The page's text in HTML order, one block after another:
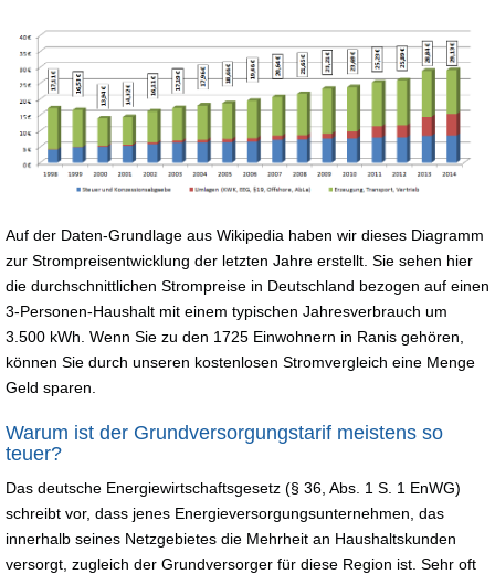
Auf der Daten-Grundlage aus Wikipedia haben wir dieses Diagramm
zur Strompreisentwicklung der letzten Jahre erstellt. Sie sehen hier
die durchschnittlichen Strompreise in Deutschland bezogen auf einen
3-Personen-Haushalt mit einem typischen Jahresverbrauch um
3.500 kWh. Wenn Sie zu den 1725 Einwohnern in Ranis gehören,
können Sie durch unseren kostenlosen Stromvergleich eine Menge
Geld sparen.
Warum ist der Grundversorgungstarif meistens so
teuer?
Das deutsche Energiewirtschaftsgesetz (§ 36, Abs. 1 S. 1 EnWG)
schreibt vor, dass jenes Energieversorgungsunternehmen, das
innerhalb seines Netzgebietes die Mehrheit an Haushaltskunden
versorgt, zugleich der Grundversorger für diese Region ist. Sehr oft